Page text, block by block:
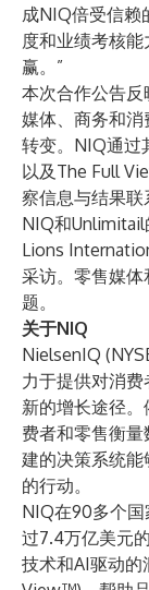
成NIQ倍受信赖
度和业绩考核
赢。”
本次合作公告
媒体、商务和
转变。NIQ通过
以及The Full
察信息与结果联
NIQ和Unlimitail
Lions
采访。零售媒
题。
关于NIQ
NielsenIQ
力于提供对消
新的增长途径
费者和零售衡
建的决策系统
的行动。
NIQ在90多个
过7.4万亿美元
技术和AI驱动